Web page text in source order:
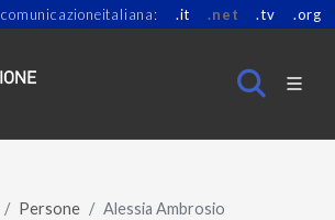
comunicazioneitaliana: .it .net .tv .org
Persone Alessia Ambrosio